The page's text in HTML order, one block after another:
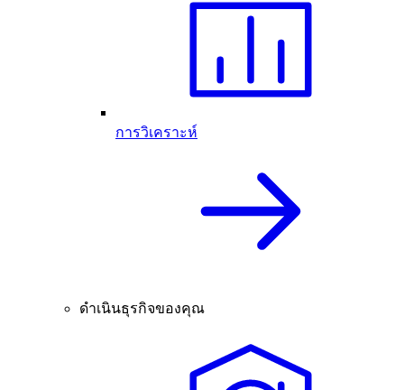
การวิเคราะห์
ดำเนินธุรกิจของคุณ